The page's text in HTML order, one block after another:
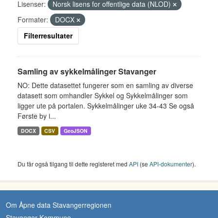
Lisenser:
Norsk lisens for offentlige data (NLOD)
Formater:
DOCX
Filterresultater
Samling av sykkelmålinger Stavanger
NO: Dette datasettet fungerer som en samling av diverse
datasett som omhandler Sykkel og Sykkelmålinger som
ligger ute på portalen. Sykkelmålinger uke 34-43 Se også
Første by i...
DOCX CSV GeoJSON
Du får også tilgang til dette registeret med API (seAPI-dokumenter).
Om Åpne data Stavangerregionen